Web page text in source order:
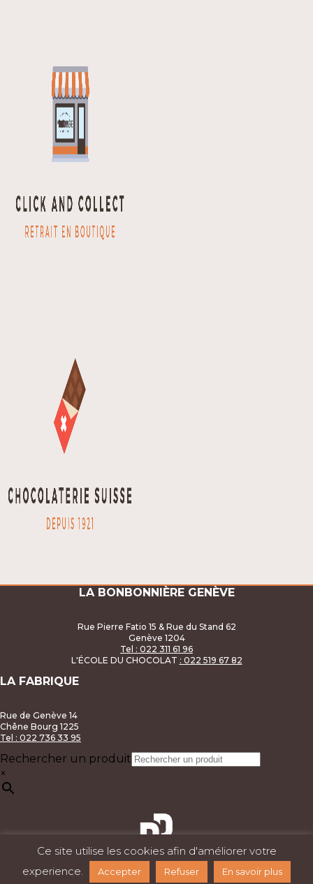
LA BONBONNIÈRE GENÈVE
Rue Pierre Fatio 15 & Rue du Stand 62
Genève 1204
Tel : 022 311 61 96
L'ÉCOLE DU CHOCOLAT : 022 519 67 82
LA FABRIQUE
Rue de Genève 14
Chêne Bourg 1225
Tel : 022 736 33 95
Rechercher un produit
×
Ce site utilise les cookies afin d'améliorer votre
experience.
Accepter Refuser En savoir plus